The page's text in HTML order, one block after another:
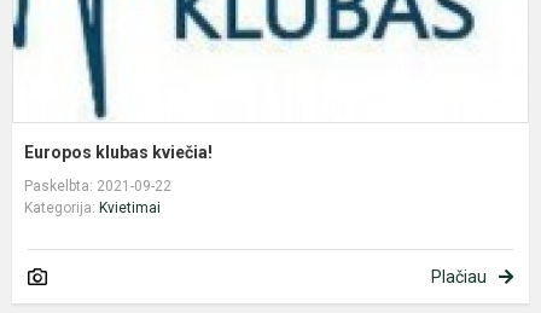
Europos klubas kviečia!
Paskelbta: 2021-09-22
Kategorija: Kvietimai
Plačiau